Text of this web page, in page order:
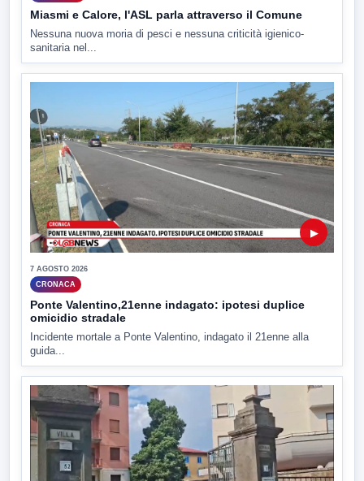
Miasmi e Calore, l'ASL parla attraverso il Comune
Nessuna nuova moria di pesci e nessuna criticità igienico-
sanitaria nel...
▶
7 AGOSTO 2026
CRONACA
Ponte Valentino,21enne indagato: ipotesi duplice
omicidio stradale
Incidente mortale a Ponte Valentino, indagato il 21enne alla
guida...